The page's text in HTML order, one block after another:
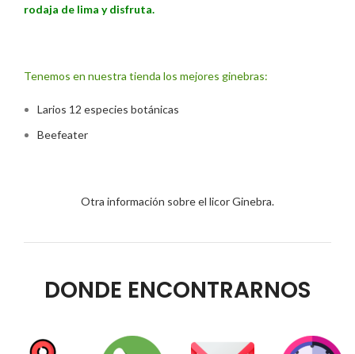
rodaja de lima y disfruta.
Tenemos en nuestra tienda los mejores ginebras:
Larios 12 especies botánicas
Beefeater
Otra información sobre el licor Ginebra.
DONDE ENCONTRARNOS